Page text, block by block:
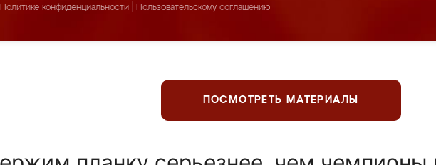
Политике конфиденциальности
Пользовательскому соглашению
ПОСМОТРЕТЬ МАТЕРИАЛЫ